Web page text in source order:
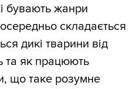
бувають жанри
складається
дикі тварини від
та як працюють
що таке розумне